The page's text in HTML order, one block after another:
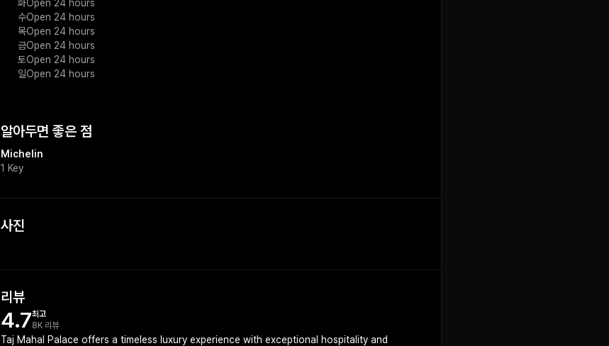
화
수
목
금
토
일
Open 24 hours
Open 24 hours
Open 24 hours
Open 24 hours
Open 24 hours
Open 24 hours
알아두면 좋은 점
Michelin
1 Key
사진
리뷰
4.7최고
8K 리뷰
Taj Mahal Palace offers a timeless luxury experience with exceptional hospitality and